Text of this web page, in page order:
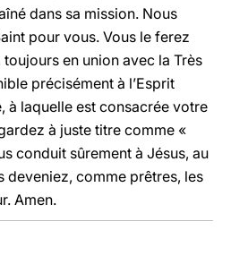
dans sa mission. Nous
pour vous. Vous le ferez
en union avec la Très
précisément à l’Esprit
à laquelle est consacrée votre
à juste titre comme «
conduit sûrement à Jésus, au
deveniez, comme prêtres, les
Amen.